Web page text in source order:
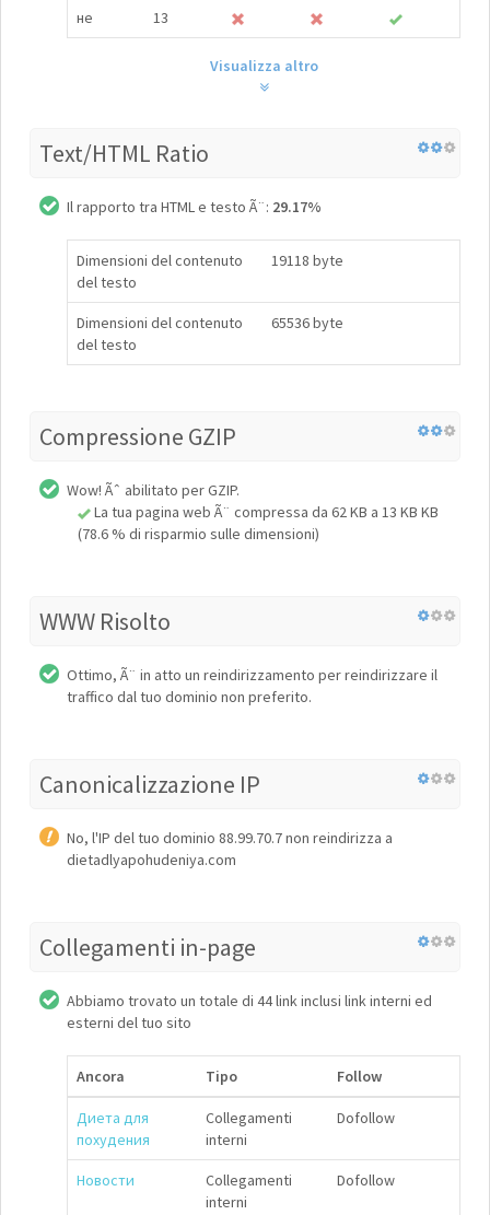
не 13
Visualizza altro
Text/HTML Ratio
Il rapporto tra HTML e testo Ã¨: 29.17%
Dimensioni del contenuto
del testo
19118 byte
Dimensioni del contenuto
del testo
65536 byte
Compressione GZIP
Wow! Ãˆ abilitato per GZIP.
La tua pagina web Ã¨ compressa da 62 KB a 13 KB KB
(78.6 % di risparmio sulle dimensioni)
WWW Risolto
Ottimo, Ã¨ in atto un reindirizzamento per reindirizzare il
traffico dal tuo dominio non preferito.
Canonicalizzazione IP
No, l'IP del tuo dominio 88.99.70.7 non reindirizza a
dietadlyapohudeniya.com
Collegamenti in-page
Abbiamo trovato un totale di 44 link inclusi link interni ed
esterni del tuo sito
Ancora Tipo Follow
Диета для
похудения
Collegamenti
interni
Dofollow
Новости
Collegamenti
interni
Dofollow